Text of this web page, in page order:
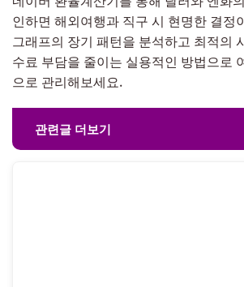
인하면 해외여행과 직구 시 현명한 결정
그래프의 장기 패턴을 분석하고 최적의
수료 부담을 줄이는 실용적인 방법으로
으로 관리해보세요.
관련글 더보기